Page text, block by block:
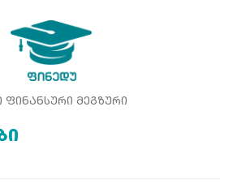
ᲤᲘᲜᲐᲜᲡᲣᲠᲘ ᲛᲔᲒᲖᲣᲠᲘ